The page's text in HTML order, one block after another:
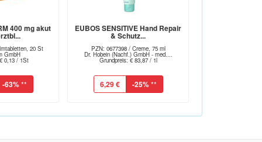
400 mg akut
20 St
GmbH
0,13 / 1St
-63%**
EUBOS SENSITIVE Hand Repair
& Schutz...
PZN: 0677398 / Creme, 75 ml
Dr. Hobein (Nachf.) GmbH - med....
Grundpreis: € 83,87 / 1l
6,29 € -25%**